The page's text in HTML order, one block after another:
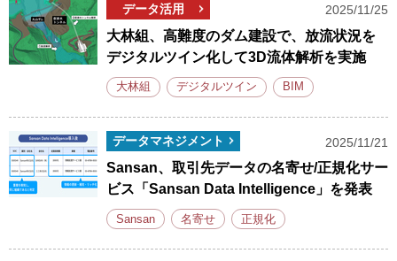
データ活用 2025/11/25
大林組、高難度のダム建設で、放流状況を
デジタルツイン化して3D流体解析を実施
大林組 デジタルツイン BIM
データマネジメント 2025/11/21
Sansan、取引先データの名寄せ/正規化サー
ビス「Sansan Data Intelligence」を発表
Sansan 名寄せ 正規化